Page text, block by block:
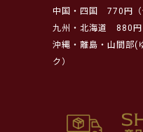
中国・四国
770円（
九州・北海道
880円
沖縄・離島・山間部(
ク）